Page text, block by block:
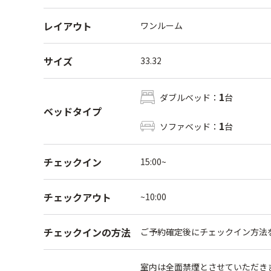
レイアウト ワンルーム
サイズ 33.32
ベッドタイプ
ダブルベッド： 1台
ソファベッド： 1台
チェックイン 15:00~
チェックアウト ~10:00
チェックインの方法 ご予約確定後にチェックイン方法
室内は全面禁煙とさせていただき